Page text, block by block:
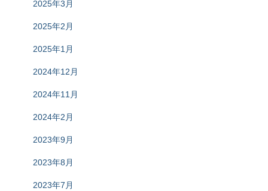
2025年3月
2025年2月
2025年1月
2024年12月
2024年11月
2024年2月
2023年9月
2023年8月
2023年7月